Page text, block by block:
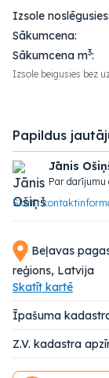
Beļavas
reģions, Latvija
Skatīt kartē
Īpašuma
Z.V. kadastra
Izsole noslēgusies:
Sākumcena:
Sākumcena m3:
Izsole beigusies bez
Papildus
Jānis
Par darījumu
Skatīt